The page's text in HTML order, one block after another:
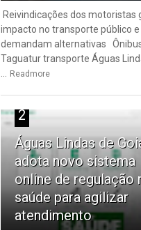
Reivindicações dos motoristas
impacto no transporte público e
demandam alternativas
Taguatur transporte Águas
Readmore
2
Águas Lindas de
adota novo sistema
online de regulação
saúde para agilizar
atendimento